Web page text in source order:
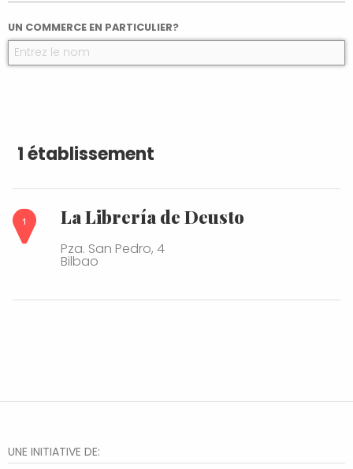
Distrito 2
Bilbao la Vieja
Zorroza
Alimentation
Marchés traditionnels
Beauté et Santé
UN COMMERCE EN PARTICULIER?
1 établissement
La Librería de Deusto
Pza. San Pedro, 4
Bilbao
UNE INITIATIVE DE: